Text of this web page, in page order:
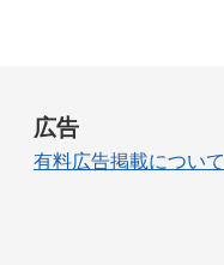
広告
有料広告掲載について